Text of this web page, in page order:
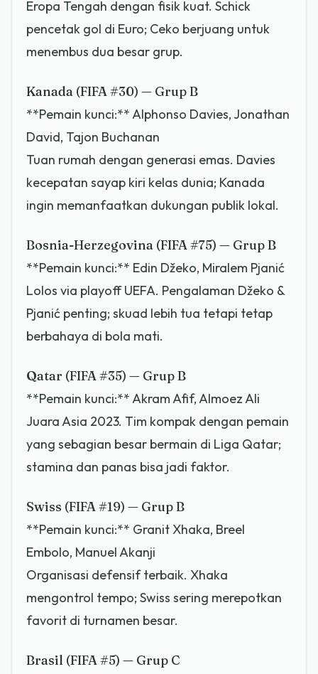
Eropa Tengah dengan fisik kuat. Schick
pencetak gol di Euro; Ceko berjuang untuk
menembus dua besar grup.
Kanada (FIFA #30) — Grup B
**Pemain kunci:** Alphonso Davies, Jonathan
David, Tajon Buchanan
Tuan rumah dengan generasi emas. Davies
kecepatan sayap kiri kelas dunia; Kanada
ingin memanfaatkan dukungan publik lokal.
Bosnia-Herzegovina (FIFA #75) — Grup B
**Pemain kunci:** Edin Džeko, Miralem Pjanić
Lolos via playoff UEFA. Pengalaman Džeko &
Pjanić penting; skuad lebih tua tetapi tetap
berbahaya di bola mati.
Qatar (FIFA #35) — Grup B
**Pemain kunci:** Akram Afif, Almoez Ali
Juara Asia 2023. Tim kompak dengan pemain
yang sebagian besar bermain di Liga Qatar;
stamina dan panas bisa jadi faktor.
Swiss (FIFA #19) — Grup B
**Pemain kunci:** Granit Xhaka, Breel
Embolo, Manuel Akanji
Organisasi defensif terbaik. Xhaka
mengontrol tempo; Swiss sering merepotkan
favorit di turnamen besar.
Brasil (FIFA #5) — Grup C